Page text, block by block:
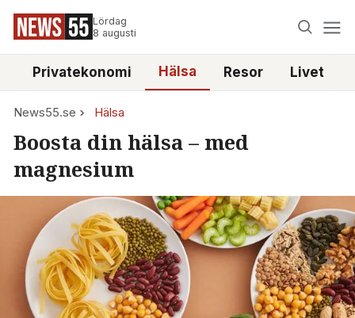
Lördag
8 augusti
Privatekonomi Hälsa Resor Livet
News55.se Hälsa
Boosta din hälsa – med
magnesium